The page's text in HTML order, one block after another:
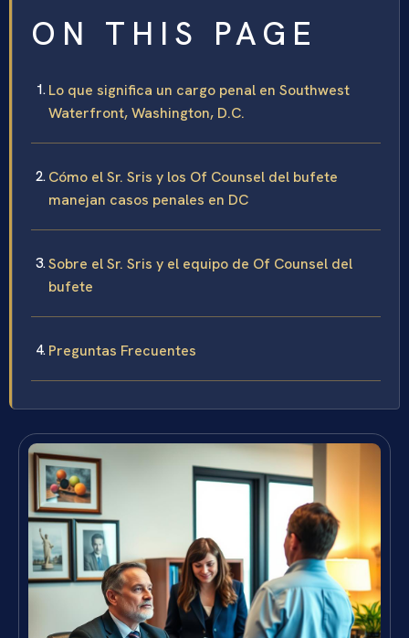
ON THIS PAGE
Lo que significa un cargo penal en Southwest
Waterfront, Washington, D.C.
Cómo el Sr. Sris y los Of Counsel del bufete
manejan casos penales en DC
Sobre el Sr. Sris y el equipo de Of Counsel del
bufete
Preguntas Frecuentes